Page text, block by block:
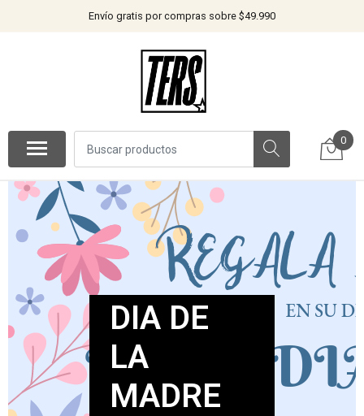
Envío gratis por compras sobre $49.990
0
DIA DE
LA
MADRE